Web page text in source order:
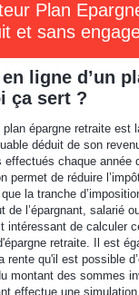
Plan
et sans
ligne d’un
ça sert ?
plan épargne retraite
déduit de son
chaque année
permet de réduire
la tranche
de l’épargnant, salarié
intéressant de calculer
retraite. Il est
rente qu'il est possible
montant des sommes
effectue une